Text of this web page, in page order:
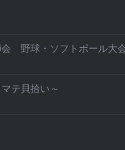
会 野球・ソフトボール大
テ貝拾い～